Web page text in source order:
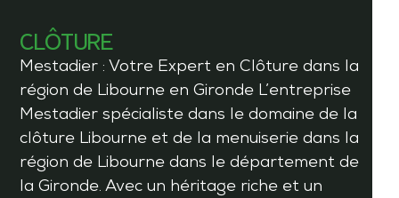
CLÔTURE
Mestadier : Votre Expert en Clôture dans la
région de Libourne en Gironde L’entreprise
Mestadier spécialiste dans le domaine de la
clôture Libourne et de la menuiserie dans la
région de Libourne dans le département de
la Gironde. Avec un héritage riche et un